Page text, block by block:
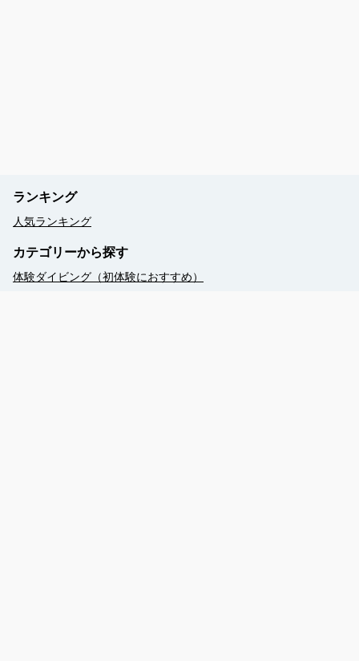
ランキング
人気ランキング
カテゴリーから探す
体験ダイビング（初体験におすすめ）